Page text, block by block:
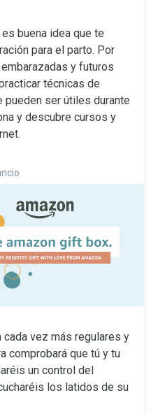
buena idea que te
para el parto. Por
y futuros
técnicas de
pueden ser útiles durante
y descubre cursos y
vez más regulares y
comprobará que tú y tu
un control del
los latidos de su